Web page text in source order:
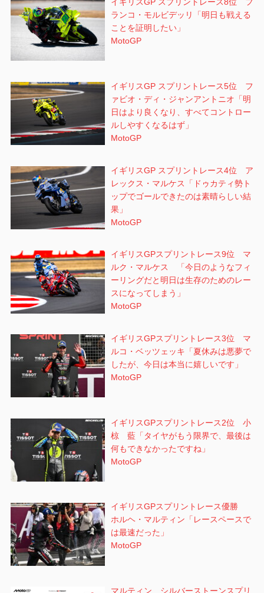
イギリスGP スプリントレース8位 フ
ランコ・モルビデッリ「明日も戦える
ことを証明したい」
MotoGP
イギリスGP スプリントレース5位 フ
ァビオ・ディ・ジャンアントニオ「明
日はより良くなり、すべてコントロー
ルしやすくなるはず」
MotoGP
イギリスGP スプリントレース4位 ア
レックス・マルケス「ドゥカティ勢ト
ップでゴールできたのは素晴らしい結
果」
MotoGP
イギリスGPスプリントレース9位 マ
ルク・マルケス 「今日のようなフィ
ーリングだと明日は生存のためのレー
スになってしまう」
MotoGP
イギリスGPスプリントレース3位 マ
ルコ・ベッツェッキ「夏休みは悪夢で
したが、今日は本当に嬉しいです」
MotoGP
イギリスGPスプリントレース2位 小
椋 藍「タイヤがもう限界で、最後は
何もできなかったですね」
MotoGP
イギリスGPスプリントレース優勝
ホルヘ・マルティン「レースペースで
は最速だった」
MotoGP
マルティン シルバーストーンスプリ